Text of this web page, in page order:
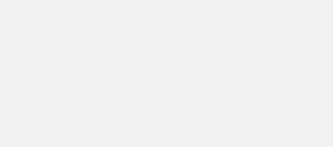
Mensch: Traditionelle Vorstellungen
funktionieren nicht mehr
15:00 Uhr), „Digitalisierung im
Aufwand?“ (8.10., 15:30 Uhr),